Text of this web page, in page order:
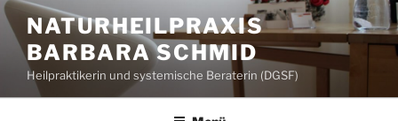
Zum
Inhalt
springen
NATURHEILPRAXIS
BARBARA SCHMID
Heilpraktikerin und systemische Beraterin (DGSF)